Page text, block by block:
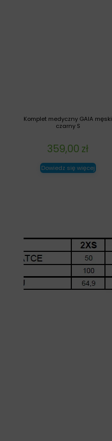
Komplet medyczny GAIA męski
czarny S
359,00 zł
Dowiedz się więcej